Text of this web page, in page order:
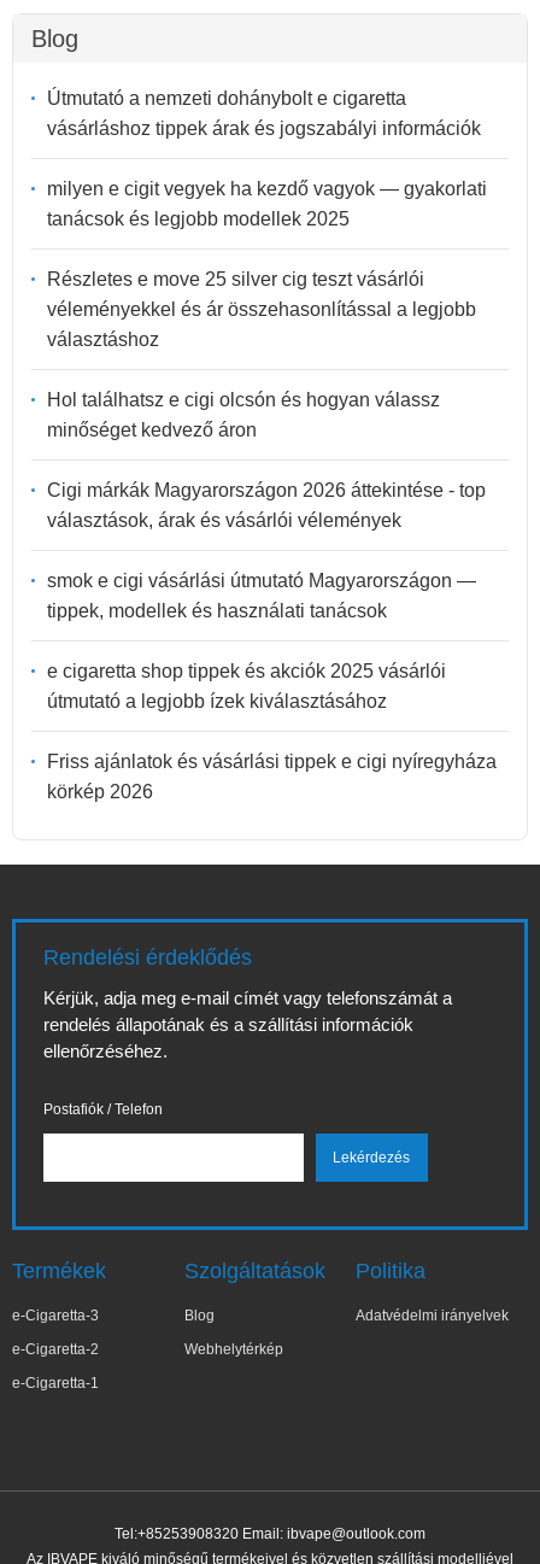
Blog
Útmutató a nemzeti dohánybolt e cigaretta
vásárláshoz tippek árak és jogszabályi információk
milyen e cigit vegyek ha kezdő vagyok — gyakorlati
tanácsok és legjobb modellek 2025
Részletes e move 25 silver cig teszt vásárlói
véleményekkel és ár összehasonlítással a legjobb
választáshoz
Hol találhatsz e cigi olcsón és hogyan válassz
minőséget kedvező áron
Cigi márkák Magyarországon 2026 áttekintése - top
választások, árak és vásárlói vélemények
smok e cigi vásárlási útmutató Magyarországon —
tippek, modellek és használati tanácsok
e cigaretta shop tippek és akciók 2025 vásárlói
útmutató a legjobb ízek kiválasztásához
Friss ajánlatok és vásárlási tippek e cigi nyíregyháza
körkép 2026
Rendelési érdeklődés
Kérjük, adja meg e-mail címét vagy telefonszámát a
rendelés állapotának és a szállítási információk
ellenőrzéséhez.
Postafiók / Telefon
Termékek
e-Cigaretta-3
e-Cigaretta-2
e-Cigaretta-1
Szolgáltatások
Blog
Webhelytérkép
Politika
Adatvédelmi irányelvek
Tel:+85253908320 Email: ibvape@outlook.com
Az IBVAPE kiváló minőségű termékeivel és közvetlen szállítási modelljével